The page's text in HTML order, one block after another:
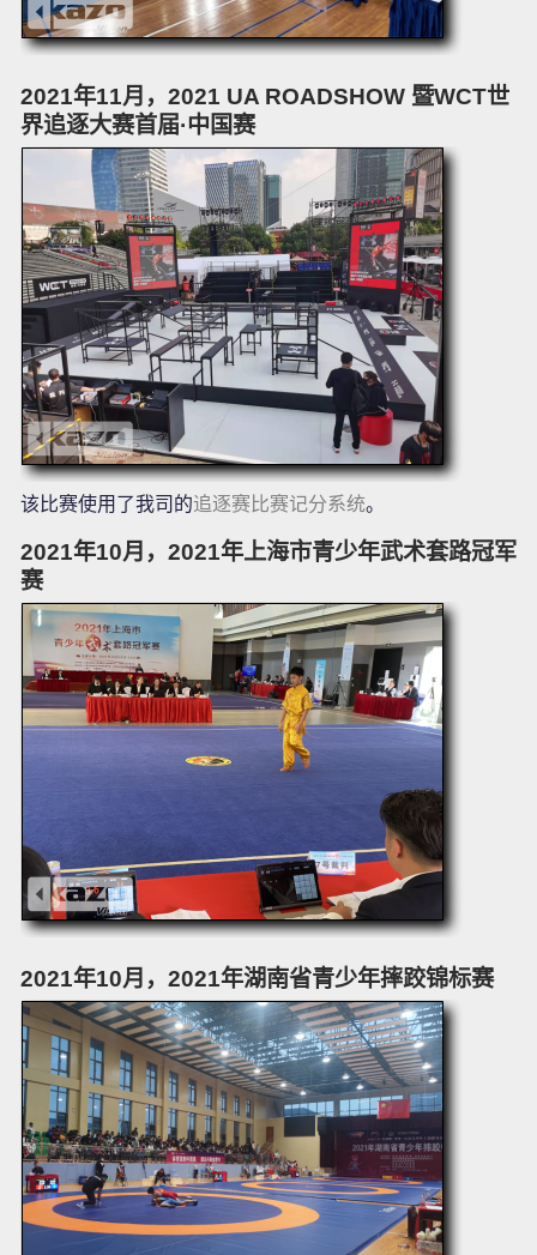
2021年11月，2021 UA ROADSHOW 暨WCT世
界追逐大赛首届·中国赛
该比赛使用了我司的追逐赛比赛记分系统。
2021年10月，2021年上海市青少年武术套路冠军
赛
2021年10月，2021年湖南省青少年摔跤锦标赛